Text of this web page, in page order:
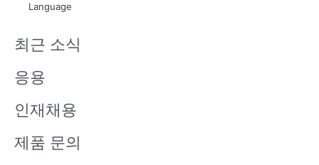
u
e
i
n
Language
최근 소식
응용
인재채용
제품 문의